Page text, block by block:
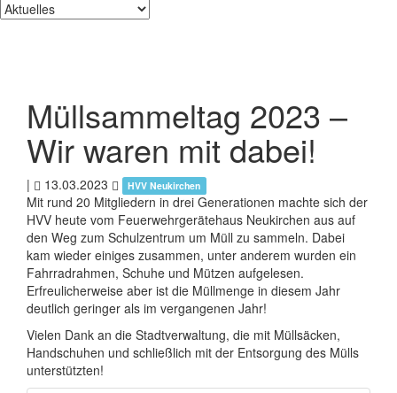
Müllsammeltag 2023 –
Wir waren mit dabei!
| 13.03.2023 HVV Neukirchen
Mit rund 20 Mitgliedern in drei Generationen machte sich der
HVV heute vom Feuerwehrgerätehaus Neukirchen aus auf
den Weg zum Schulzentrum um Müll zu sammeln. Dabei
kam wieder einiges zusammen, unter anderem wurden ein
Fahrradrahmen, Schuhe und Mützen aufgelesen.
Erfreulicherweise aber ist die Müllmenge in diesem Jahr
deutlich geringer als im vergangenen Jahr!
Vielen Dank an die Stadtverwaltung, die mit Müllsäcken,
Handschuhen und schließlich mit der Entsorgung des Mülls
unterstützten!